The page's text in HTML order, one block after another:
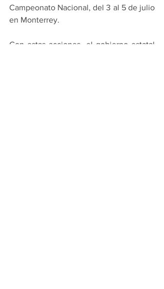
Campeonato Nacional, del 3 al 5 de julio
en Monterrey.
Con estas acciones, el gobierno estatal